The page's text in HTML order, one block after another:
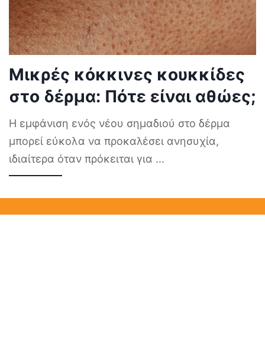
Μικρές κόκκινες κουκκίδες
στο δέρμα: Πότε είναι αθώες;
Η εμφάνιση ενός νέου σημαδιού στο δέρμα
μπορεί εύκολα να προκαλέσει ανησυχία,
ιδιαίτερα όταν πρόκειται για ...